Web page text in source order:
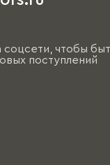
соцсети, чтобы
поступлений